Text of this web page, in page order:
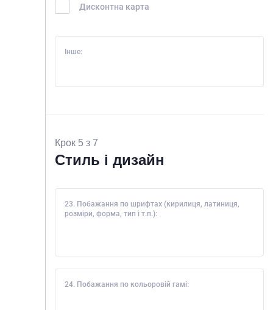
Дисконтна карта
Інше:
Крок 5 з 7
Стиль і дизайн
23. Побажання по шрифтах (кирилиця, латиниця,
розміри, форма, тип і т.п.):
24. Побажання по кольоровій гамі: